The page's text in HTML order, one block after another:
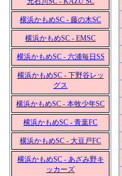
横浜かもめSC - 藤の木SC
横浜かもめSC - EMSC
横浜かもめSC - 六浦毎日SS
横浜かもめSC - 下野谷レッ
グス
横浜かもめSC - 本牧少年SC
横浜かもめSC - 青葉FC
横浜かもめSC - 大豆戸FC
横浜かもめSC - あざみ野キ
ッカーズ